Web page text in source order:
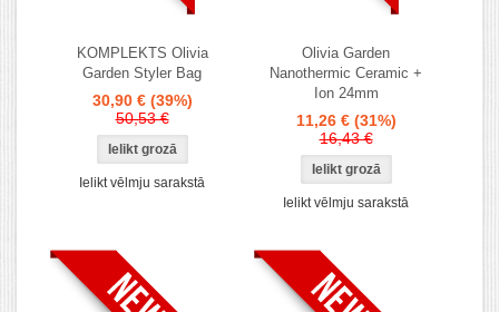
KOMPLEKTS Olivia
Garden Styler Bag
30,90 € (39%)
50,53 €
Ielikt vēlmju sarakstā
Olivia Garden
Nanothermic Ceramic +
Ion 24mm
11,26 € (31%)
16,43 €
Ielikt vēlmju sarakstā